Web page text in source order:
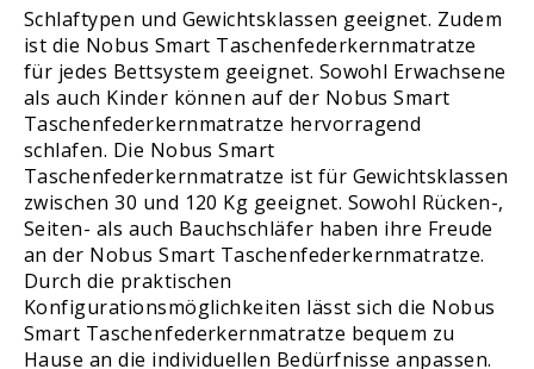
Schlaftypen und Gewichtsklassen geeignet. Zudem
ist die Nobus Smart Taschenfederkernmatratze
für jedes Bettsystem geeignet. Sowohl Erwachsene
als auch Kinder können auf der Nobus Smart
Taschenfederkernmatratze hervorragend
schlafen. Die Nobus Smart
Taschenfederkernmatratze ist für Gewichtsklassen
zwischen 30 und 120 Kg geeignet. Sowohl Rücken-,
Seiten- als auch Bauchschläfer haben ihre Freude
an der Nobus Smart Taschenfederkernmatratze.
Durch die praktischen
Konfigurationsmöglichkeiten lässt sich die Nobus
Smart Taschenfederkernmatratze bequem zu
Hause an die individuellen Bedürfnisse anpassen.